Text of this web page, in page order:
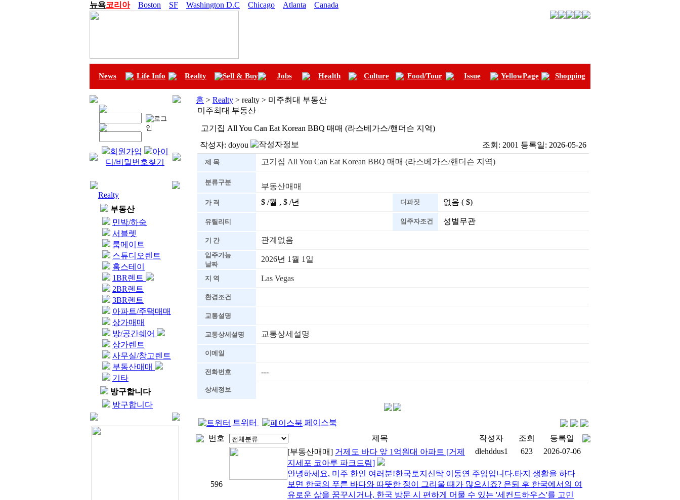
뉴욕코리아 Boston SF Washington D.C Chicago Atlanta Canada
News Life Info Realty Sell & Buy Jobs Health Culture Food/Tour Issue YellowPage Shopping
회원가입
아이
디/비밀번호찾기
Realty
부동산
민박/하숙
서블렛
룸메이트
스튜디오렌트
홈스테이
1BR렌트
2BR렌트
3BR렌트
아파트/주택매매
상가매매
방/공간쉐어
상가렌트
사무실/창고렌트
부동산매매
기타
방구합니다
방구합니다
홈 > Realty > realty > 미주최대 부동산
미주최대 부동산
고기집 All You Can Eat Korean BBQ 매매 (라스베가스/핸더슨 지역)
작성자: doyou 조회: 2001 등록일: 2026-05-26
제 목 고기집 All You Can Eat Korean BBQ 매매 (라스베가스/핸더슨 지역)
분류구분 부동산매매
가 격 $ /월 , $ /년 디파짓 없음 ( $)
유틸리티 입주자조건 성별무관
기 간 관계없음
입주가능
날짜
2026년 1월 1일
지 역 Las Vegas
환경조건
교통설명
교통상세설명 교통상세설명
이메일
전화번호 ---
상세정보
트위터
페이스북
번호
제목 작성자 조회 등록일
596
[부동산매매] 거제도 바다 앞 1억원대 아파트 [거제
지세포 코아루 파크드림]
dlehddus1 623 2026-07-06
안녕하세요, 미주 한인 여러분!한국토지신탁 이동연 주임입니다.타지 생활을 하다
보면 한국의 푸른 바다와 따뜻한 정이 그리울 때가 많으시죠? 은퇴 후 한국에서의 여
유로운 삶을 꿈꾸시거나, 한국 방문 시 편하게 머물 수 있는 '세컨드하우스'를 고민